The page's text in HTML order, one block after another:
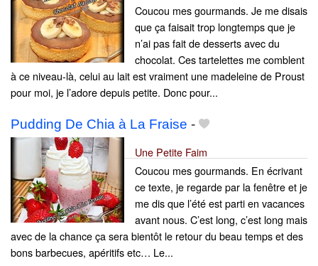
Coucou mes gourmands. Je me disais
que ça faisait trop longtemps que je
n’ai pas fait de desserts avec du
chocolat. Ces tartelettes me comblent
à ce niveau-là, celui au lait est vraiment une madeleine de Proust
pour moi, je l’adore depuis petite. Donc pour...
Pudding De Chia à La Fraise -
Une Petite Faim
Coucou mes gourmands. En écrivant
ce texte, je regarde par la fenêtre et je
me dis que l’été est parti en vacances
avant nous. C’est long, c’est long mais
avec de la chance ça sera bientôt le retour du beau temps et des
bons barbecues, apéritifs etc… Le...